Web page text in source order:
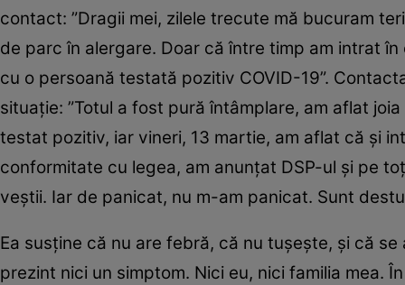
contact: ”Dragii mei, zilele trecute mă bucuram
de parc în alergare. Doar că între timp am intrat
cu o persoană testată pozitiv COVID-19”.
situaţie: ”Totul a fost pură întâmplare, am aflat
testat pozitiv, iar vineri, 13 martie, am aflat că şi
conformitate cu legea, am anunţat DSP-ul şi pe
veştii. Iar de panicat, nu m-am panicat. Sunt
Ea susţine că nu are febră, că nu tuşeşte, şi că
prezint nici un simptom. Nici eu, nici familia mea.